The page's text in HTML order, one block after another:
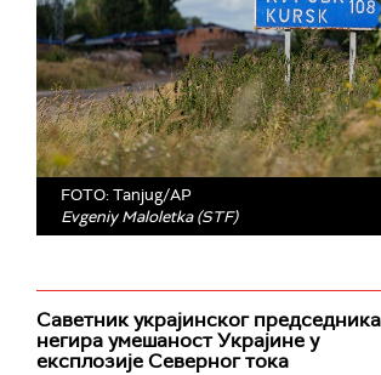
FOTO: Tanjug/AP
Evgeniy Maloletka (STF)
Саветник украјинског председника
негира умешаност Украјине у
експлозије Северног тока